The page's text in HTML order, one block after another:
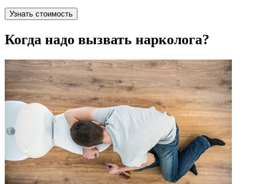
Узнать стоимость
Когда надо вызвать нарколога?